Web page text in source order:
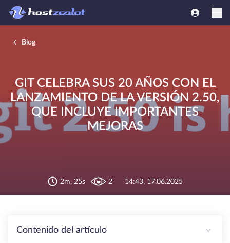
Blog
GIT CELEBRA SUS 20 AÑOS CON EL
LANZAMIENTO DE LA VERSIÓN 2.50,
QUE INCLUYE IMPORTANTES
MEJORAS
2m, 25s 2 14:43, 17.06.2025
Contenido del artículo